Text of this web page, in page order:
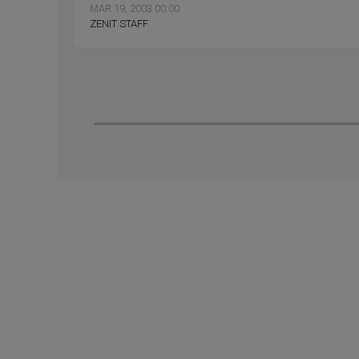
MAR 19, 2003 00:00
ZENIT STAFF